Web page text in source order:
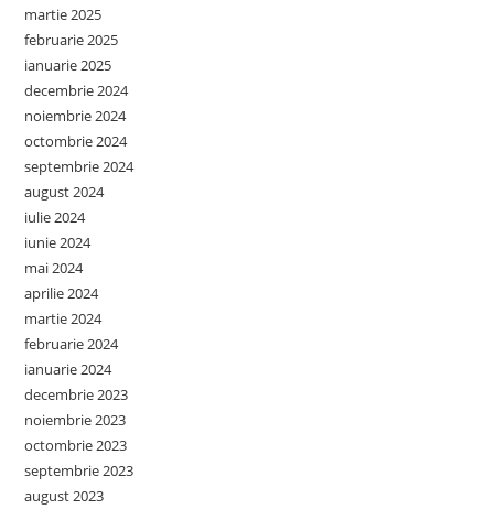
martie 2025
februarie 2025
ianuarie 2025
decembrie 2024
noiembrie 2024
octombrie 2024
septembrie 2024
august 2024
iulie 2024
iunie 2024
mai 2024
aprilie 2024
martie 2024
februarie 2024
ianuarie 2024
decembrie 2023
noiembrie 2023
octombrie 2023
septembrie 2023
august 2023